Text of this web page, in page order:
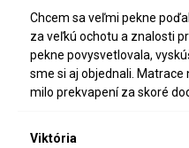
Chcem sa veľmi pekne
za veľkú ochotu a znalosti
pekne povysvetlovala,
sme si aj objednali. Matrace
milo prekvapení za skoré
Viktória